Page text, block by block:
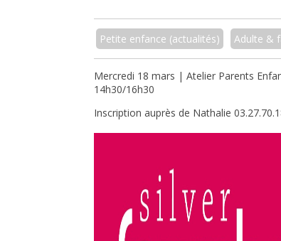
Petite enfance (actualités) Adulte &
Mercredi 18 mars | Atelier Parents
14h30/16h30
Inscription auprès de Nathalie